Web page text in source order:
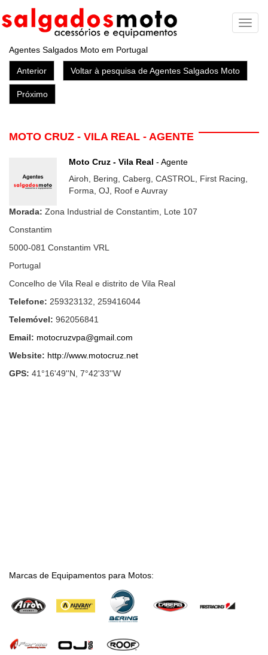
Agentes Salgados Moto em Portugal
Anterior Voltar à pesquisa de Agentes Salgados Moto
Próximo
MOTO CRUZ - VILA REAL - AGENTE
Moto Cruz - Vila Real - Agente
Airoh, Bering, Caberg, CASTROL, First Racing,
Forma, OJ, Roof e Auvray
Morada: Zona Industrial de Constantim, Lote 107
Constantim
5000-081 Constantim VRL
Portugal
Concelho de Vila Real e distrito de Vila Real
Telefone: 259323132
259416044
Telemóvel: 962056841
Email: motocruzvpa@gmail.com
Website: http://www.motocruz.net
GPS: 41°16'49''N, 7°42'33''W
Marcas de Equipamentos para Motos: